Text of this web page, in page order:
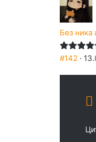
Без ника
#142 ·